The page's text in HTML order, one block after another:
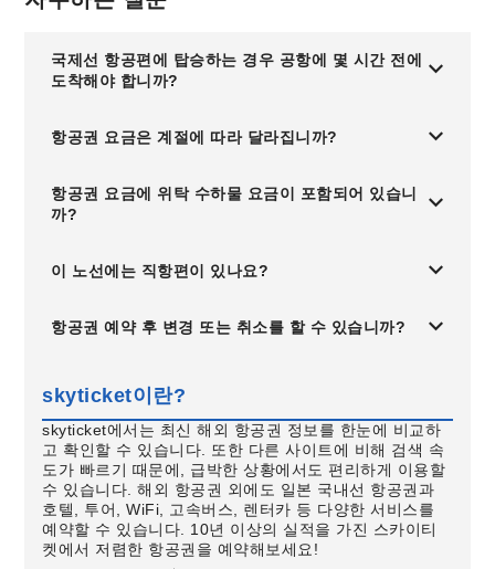
국제선 항공편에 탑승하는 경우 공항에 몇 시간 전에
도착해야 합니까?
항공권 요금은 계절에 따라 달라집니까?
항공권 요금에 위탁 수하물 요금이 포함되어 있습니
까?
이 노선에는 직항편이 있나요?
항공권 예약 후 변경 또는 취소를 할 수 있습니까?
skyticket이란?
skyticket에서는 최신 해외 항공권 정보를 한눈에 비교하
고 확인할 수 있습니다. 또한 다른 사이트에 비해 검색 속
도가 빠르기 때문에, 급박한 상황에서도 편리하게 이용할
수 있습니다. 해외 항공권 외에도 일본 국내선 항공권과
호텔, 투어, WiFi, 고속버스, 렌터카 등 다양한 서비스를
예약할 수 있습니다. 10년 이상의 실적을 가진 스카이티
켓에서 저렴한 항공권을 예약해보세요!